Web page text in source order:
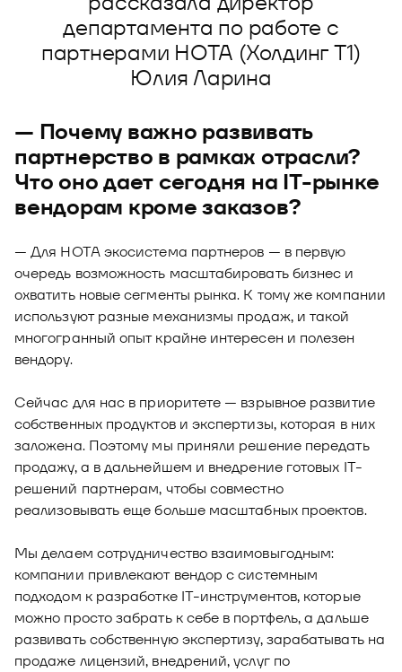
Блог
Документы
Юнион - решение для автоматизации
рекрутмента
Кейсы клиентов
Калькулятор выгоды
Новости и публикации
Документы
Оазис - платформа для автоматизации
департамента по работе с
партнерами НОТА (Холдинг Т1)
Юлия Ларина
— Почему важно развивать
партнерство в рамках отрасли?
Что оно дает сегодня на IT-рынке
вендорам кроме заказов?
— Для НОТА экосистема партнеров — в первую
очередь возможность масштабировать бизнес и
охватить новые сегменты рынка. К тому же компании
используют разные механизмы продаж, и такой
многогранный опыт крайне интересен и полезен
вендору.
Сейчас для нас в приоритете — взрывное развитие
собственных продуктов и экспертизы, которая в них
заложена. Поэтому мы приняли решение передать
продажу, а в дальнейшем и внедрение готовых IT-
решений партнерам, чтобы совместно
реализовывать еще больше масштабных проектов.
Мы делаем сотрудничество взаимовыгодным:
компании привлекают вендор с системным
подходом к разработке IT-инструментов, которые
можно просто забрать к себе в портфель, а дальше
развивать собственную экспертизу, зарабатывать на
продаже лицензий, внедрений, услуг по